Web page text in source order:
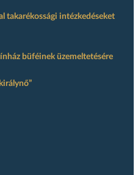
takarékossági intézkedéseket
büféinek üzemeltetésére